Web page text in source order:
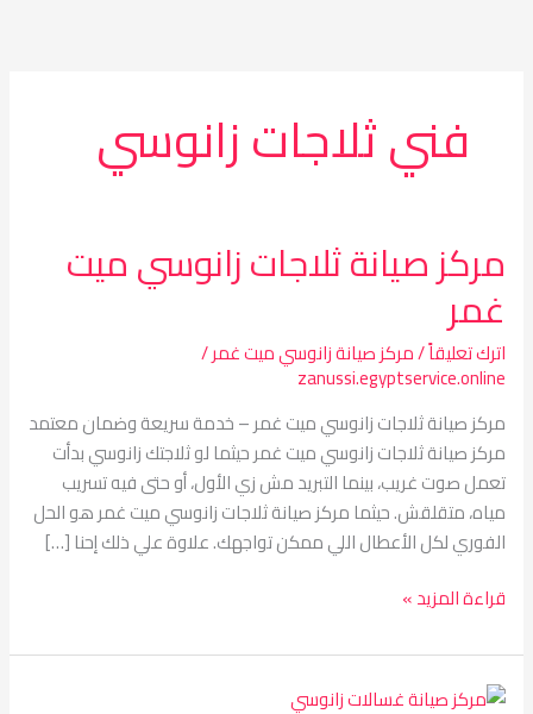
فني ثلاجات زانوسي
مركز صيانة ثلاجات زانوسي ميت
غمر
اترك تعليقاً/مركز صيانة زانوسي ميت غمر/
zanussi.egyptservice.online
مركز صيانة ثلاجات زانوسي ميت غمر – خدمة سريعة وضمان معتمد
مركز صيانة ثلاجات زانوسي ميت غمر حيثما لو ثلاجتك زانوسي بدأت
تعمل صوت غريب، بينما التبريد مش زي الأول، أو حتى فيه تسريب
مياه، متقلقش. حيثما مركز صيانة ثلاجات زانوسي ميت غمر هو الحل
الفوري لكل الأعطال اللي ممكن تواجهك. علاوة علي ذلك إحنا […]
مركز
صيانة
ثلاجات
زانوسي
ميت
قراءة المزيد »
مركز